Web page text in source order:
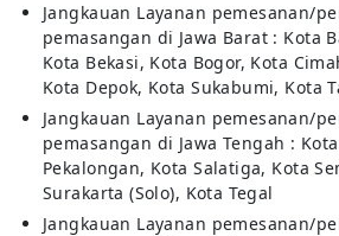
Jangkauan Layanan pemesanan/
pemasangan di Jawa Barat : Kota
Kota Bekasi, Kota Bogor, Kota
Kota Depok, Kota Sukabumi, Kota
Jangkauan Layanan pemesanan/
pemasangan di Jawa Tengah :
Pekalongan, Kota Salatiga, Kota
Surakarta (Solo), Kota Tegal
Jangkauan Layanan pemesanan/